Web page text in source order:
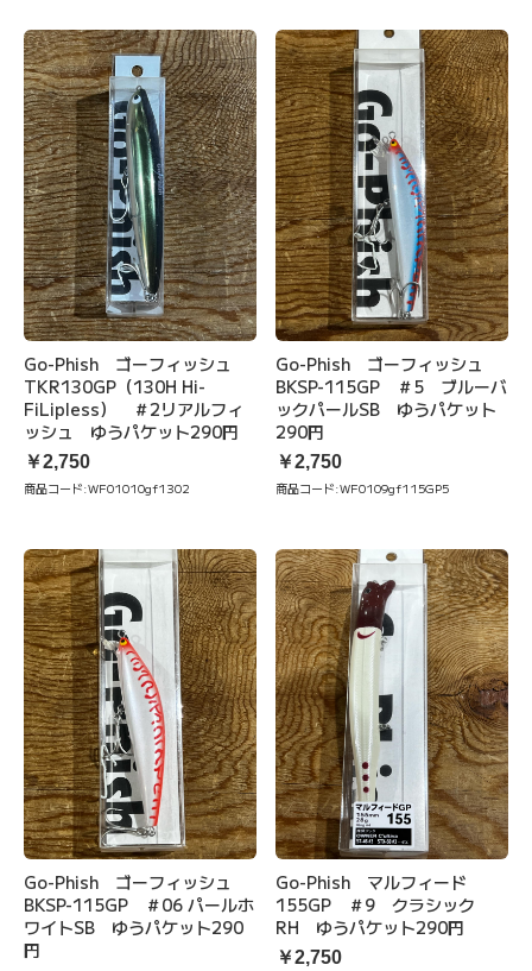
Go-Phish ゴーフィッシュ
TKR130GP（130H Hi-
FiLipless） ＃2リアルフィ
ッシュ ゆうパケット290円
￥2,750
商品コード:WF01010gf1302
Go-Phish ゴーフィッシュ
BKSP-115GP ＃5 ブルーバ
ックパールSB ゆうパケット
290円
￥2,750
商品コード:WF0109gf115GP5
Go-Phish ゴーフィッシュ
BKSP-115GP ＃06 パールホ
ワイトSB ゆうパケット290
円
Go-Phish マルフィード
155GP ＃9 クラシック
RH ゆうパケット290円
￥2,750